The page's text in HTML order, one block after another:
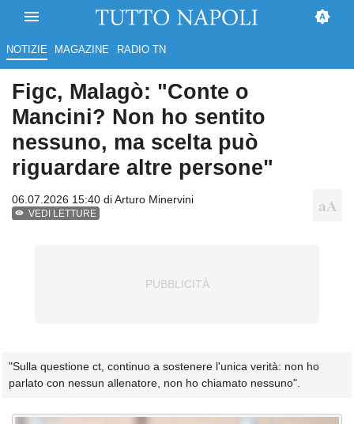
NOTIZIE MAGAZINE RADIO TN
Figc, Malagò: "Conte o
Mancini? Non ho sentito
nessuno, ma scelta può
riguardare altre persone"
06.07.2026 15:40 diArturo Minervini
VEDI LETTURE
"Sulla questione ct, continuo a sostenere l'unica verità: non ho
parlato con nessun allenatore, non ho chiamato nessuno".